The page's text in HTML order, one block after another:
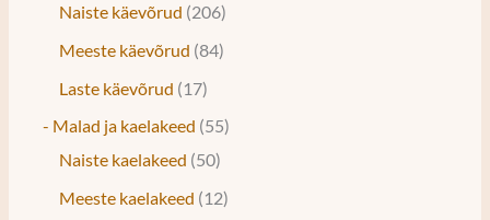
Naiste käevõrud 206
Meeste käevõrud 84
Laste käevõrud
17
- Malad ja kaelakeed 55
Naiste kaelakeed 50
Meeste kaelakeed
12